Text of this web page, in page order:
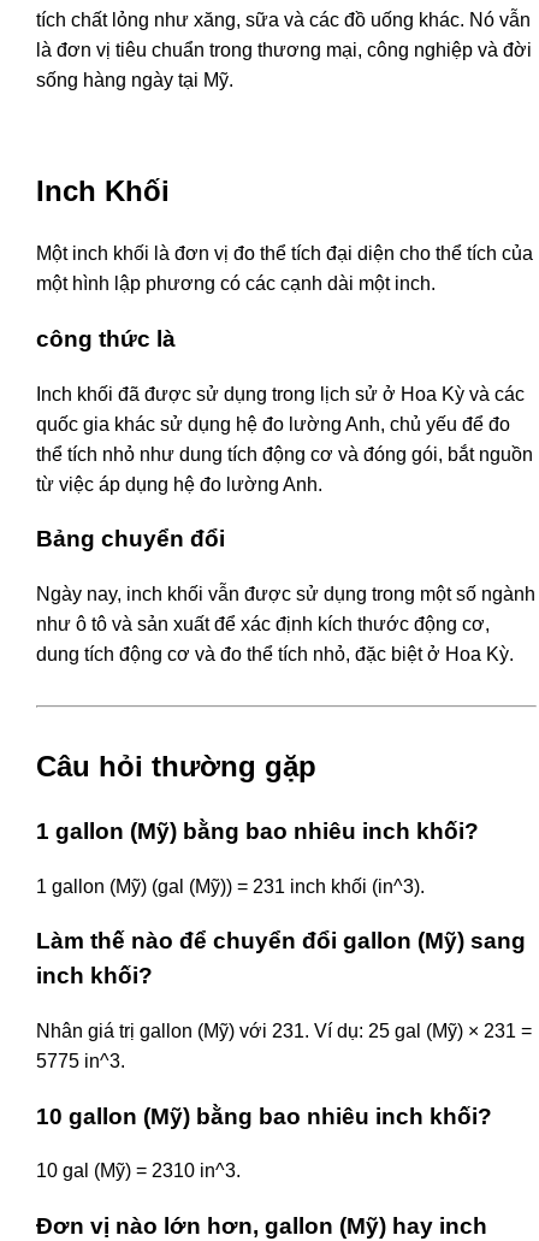
tích chất lỏng như xăng, sữa và các đồ uống khác. Nó vẫn
là đơn vị tiêu chuẩn trong thương mại, công nghiệp và đời
sống hàng ngày tại Mỹ.
Inch Khối
Một inch khối là đơn vị đo thể tích đại diện cho thể tích của
một hình lập phương có các cạnh dài một inch.
công thức là
Inch khối đã được sử dụng trong lịch sử ở Hoa Kỳ và các
quốc gia khác sử dụng hệ đo lường Anh, chủ yếu để đo
thể tích nhỏ như dung tích động cơ và đóng gói, bắt nguồn
từ việc áp dụng hệ đo lường Anh.
Bảng chuyển đổi
Ngày nay, inch khối vẫn được sử dụng trong một số ngành
như ô tô và sản xuất để xác định kích thước động cơ,
dung tích động cơ và đo thể tích nhỏ, đặc biệt ở Hoa Kỳ.
Câu hỏi thường gặp
1 gallon (Mỹ) bằng bao nhiêu inch khối?
1 gallon (Mỹ) (gal (Mỹ)) = 231 inch khối (in^3).
Làm thế nào để chuyển đổi gallon (Mỹ) sang
inch khối?
Nhân giá trị gallon (Mỹ) với 231. Ví dụ: 25 gal (Mỹ) × 231 =
5775 in^3.
10 gallon (Mỹ) bằng bao nhiêu inch khối?
10 gal (Mỹ) = 2310 in^3.
Đơn vị nào lớn hơn, gallon (Mỹ) hay inch